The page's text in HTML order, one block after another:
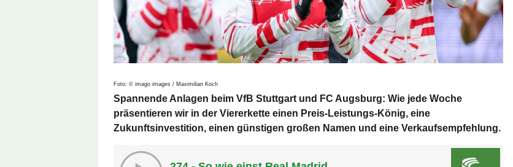
Foto: © imago images / Maximilian Koch
Spannende Anlagen beim VfB Stuttgart und FC Augsburg: Wie jede Woche
präsentieren wir in der Viererkette einen Preis-Leistungs-König, eine
Zukunftsinvestition, einen günstigen großen Namen und eine Verkaufsempfehlung.